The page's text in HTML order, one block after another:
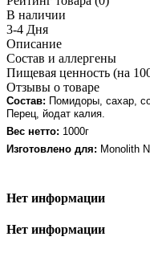
В наличии
3-4 Дня
Описание
Состав и аллергены
Пищевая ценность (на
Отзывы о товаре
Состав: Помидоры, сахар,
Перец, йодат калия.
Вес нетто: 1000г
Изготовлено для: Monolith
Нет информации
Нет информации